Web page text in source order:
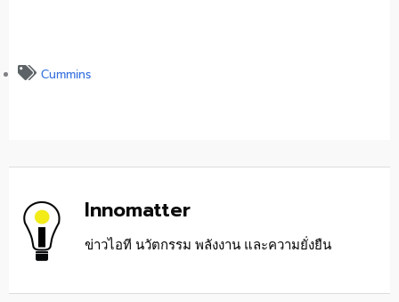
Cummins
Innomatter
ข่าวไอที นวัตกรรม พลังงาน และความยั่งยืน